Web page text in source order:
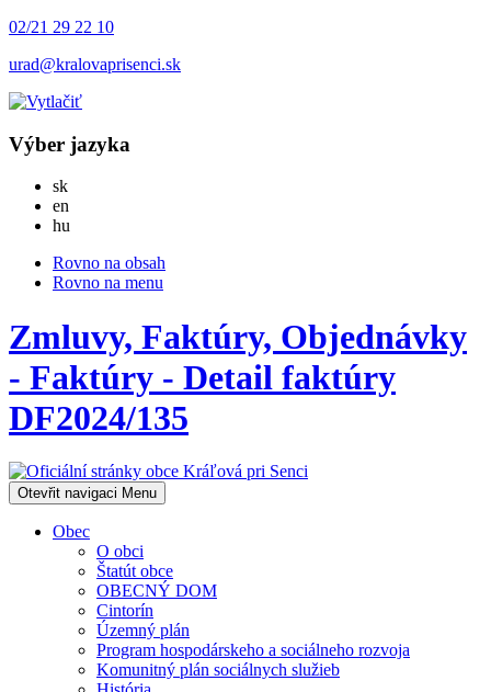
02/21 29 22 10
urad@kralovaprisenci.sk
Výber jazyka
skSlovensky
en
hu
Rovno na obsah
Rovno na menu
Zmluvy, Faktúry, Objednávky
- Faktúry - Detail faktúry
DF2024/135
Otevřit navigaci Menu
Obec
O obci
Štatút obce
OBECNÝ DOM
Cintorín
Územný plán
Program hospodárskeho a sociálneho rozvoja
Komunitný plán sociálnych služieb